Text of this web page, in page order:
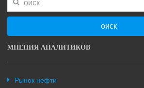
оиск
МНЕНИЯ АНАЛИТИКОВ
Рынок нефти